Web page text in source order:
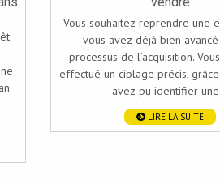
Vous souhaitez reprendre une
vous avez déjà bien
processus de l’acquisition.
effectué un ciblage précis,
avez pu identifier
LIRE LA SUITE